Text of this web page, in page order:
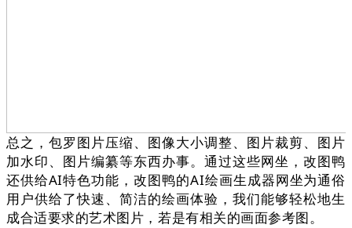
总之，包罗图片压缩、图像大小调整、图片裁剪、图片
加水印、图片编纂等东西办事。通过这些网坐，改图鸭
还供给AI特色功能，改图鸭的AI绘画生成器网坐为通俗
用户供给了快速、简洁的绘画体验，我们能够轻松地生
成合适要求的艺术图片，若是有相关的画面参考图。